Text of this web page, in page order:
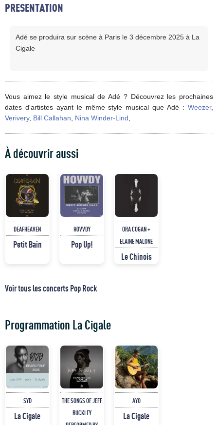
PRESENTATION
Adé se produira sur scène à Paris le 3 décembre 2025 à La
Cigale
Vous aimez le style musical de Adé ? Découvrez les prochaines
dates d'artistes ayant le même style musical que Adé : Weezer,
Verivery, Bill Callahan Nina Winder-Lind
À découvrir aussi
DEAFHEAVEN
Petit Bain
HOVVDY
Pop Up!
ORA COGAN +
ELAINE MALONE
Le Chinois
Voir tous les concerts Pop Rock
Programmation La Cigale
SYD
La Cigale
THE SONGS OF JEFF
BUCKLEY
AYO
La Cigale